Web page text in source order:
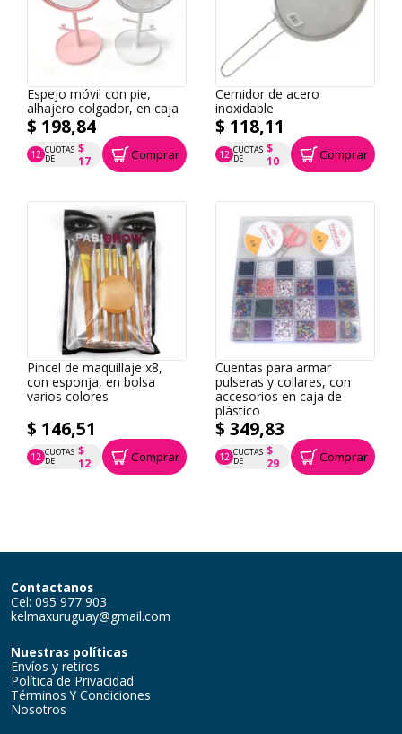
Espejo móvil con pie,
alhajero colgador, en caja
$ 198,84
12 CUOTAS
DE
$
17
P.T.F. $ 199 Comprar
Cernidor de acero
inoxidable
$ 118,11
12 CUOTAS
DE
$
10
P.T.F. $ 118 Comprar
Pincel de maquillaje x8,
con esponja, en bolsa
varios colores
$ 146,51
12 CUOTAS
DE
$
12
P.T.F. $ 147 Comprar
Cuentas para armar
pulseras y collares, con
accesorios en caja de
plástico
$ 349,83
12 CUOTAS
DE
$
29
P.T.F. $ 350 Comprar
Contactanos
Cel: 095 977 903
kelmaxuruguay@gmail.com
Nuestras políticas
Envíos y retiros
Política de Privacidad
Términos Y Condiciones
Nosotros